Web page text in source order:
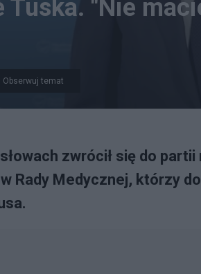
"Nie
Obserwuj temat
zwrócił się do
Rady Medycznej, którzy